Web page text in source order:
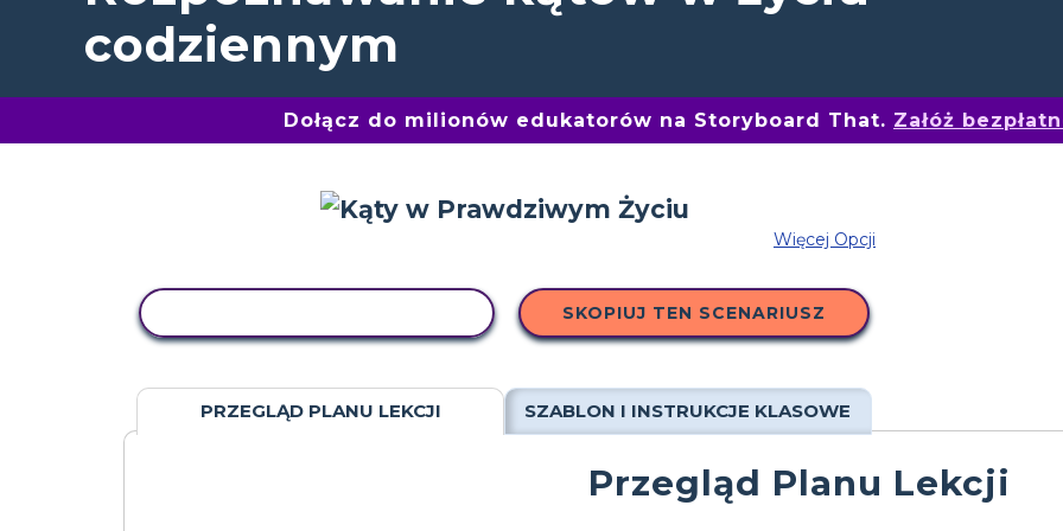
codziennym
Dołącz do milionów edukatorów na Storyboard That. Załóż
Więcej Opcji
SKOPIUJ TEN SCENARIUSZ
PRZEGLĄD PLANU LEKCJI SZABLON I INSTRUKCJE KLASOWE
Przegląd Planu Lekcji